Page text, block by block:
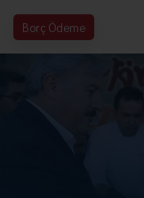
Borç Ödeme